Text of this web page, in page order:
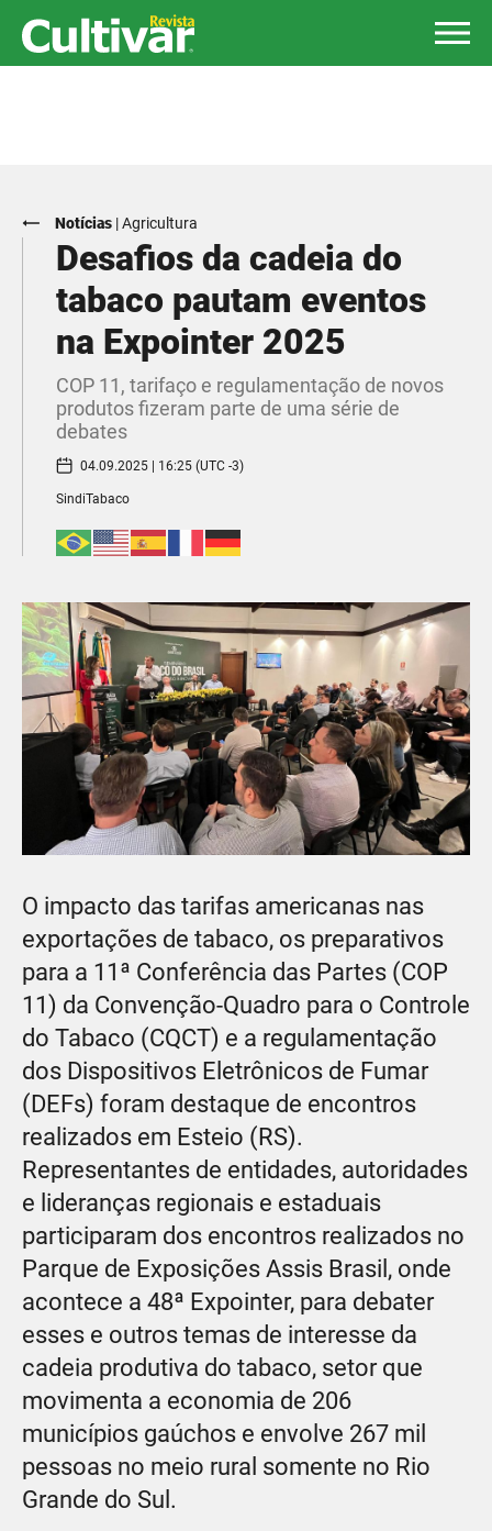
Notícias |Agricultura
Desafios da cadeia do
tabaco pautam eventos
na Expointer 2025
COP 11, tarifaço e regulamentação de novos
produtos fizeram parte de uma série de
debates
04.09.2025 | 16:25 (UTC -3)
SindiTabaco
O impacto das tarifas americanas nas
exportações de tabaco, os preparativos
para a 11ª Conferência das Partes (COP
11) da Convenção-Quadro para o Controle
do Tabaco (CQCT) e a regulamentação
dos Dispositivos Eletrônicos de Fumar
(DEFs) foram destaque de encontros
realizados em Esteio (RS).
Representantes de entidades, autoridades
e lideranças regionais e estaduais
participaram dos encontros realizados no
Parque de Exposições Assis Brasil, onde
acontece a 48ª Expointer, para debater
esses e outros temas de interesse da
cadeia produtiva do tabaco, setor que
movimenta a economia de 206
municípios gaúchos e envolve 267 mil
pessoas no meio rural somente no Rio
Grande do Sul.